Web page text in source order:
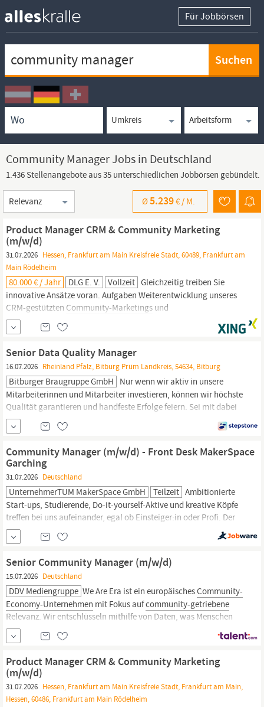
Für Jobbörsen
Ortssuche
Umkreissuche
Arbeitsform
Community Manager Jobs in Deutschland
1.436 Stellenangebote aus 35 unterschiedlichen Jobbörsen gebündelt.
Sortierung
Ø5.239€ / M.
Product Manager CRM & Community Marketing
(m/w/d)
31.07.2026 Hessen, Frankfurt am Main Kreisfreie Stadt, 60489, Frankfurt am
Main Rödelheim
80.000 € / Jahr DLG E. V. Vollzeit Gleichzeitig treiben Sie
innovative Ansätze voran. Aufgaben Weiterentwicklung unseres
CRM-gestützten Community-Marketings und
Führungsverantwortung für 2 Teammitglieder Analyse und
Segmentierung unserer Zielgruppen (z. B. Landwirte, Kunden,
Customer Journeys Auswertung von Daten (z. B.
Senior Data Quality Manager
16.07.2026 Rheinland Pfalz, Bitburg Prüm Landkreis, 54634, Bitburg
Bitburger Braugruppe GmbH Nur wenn wir aktiv in unsere
Mitarbeiterinnen und Mitarbeiter investieren, können wir höchste
Qualität garantieren und handfeste Erfolge feiern. Sei mit dabei
und werde Teil unserer Familie! (Senior) Data Quality
Manager
Fokus Master Data und Standards (m/w/d) Gestalter der
Datenqualitätslandschaft der Bitburger Braugruppe von morgen.
Community Manager (m/w/d) - Front Desk MakerSpace
Garching
31.07.2026 Deutschland
UnternehmerTUM MakerSpace GmbH Teilzeit Ambitionierte
Start-ups, Studierende, Do-it-yourself-Aktive und kreative Köpfe
treffen bei uns aufeinander, egal ob Einsteiger:in oder Profi. Der
Front Desk ist die erste Anlaufstelle für Mitglieder, Interessierte
und Gäste im MakerSpace Garching. Als
Manager:in
prägst du den ersten Eindruck, sorgst für eine offene und...
Senior Community Manager (m/w/d)
15.07.2026 Deutschland
DDV Mediengruppe We Are Era ist ein europäischesCommunity-
Economy-Unternehmen mit Fokus aufcommunity-getriebene
Relevanz. Wir entschlüsseln mithilfe von Daten, was Menschen
bewegt, und übersetzen diese Erkenntnisse in kulturell relevante
Geschichten – plattform-, format- und marktübergreifend. Mit
Product Manager CRM & Community Marketing
(m/w/d)
31.07.2026 Hessen, Frankfurt am Main Kreisfreie Stadt, Frankfurt am Main,
Hessen, 60486, Frankfurt am Main Rödelheim